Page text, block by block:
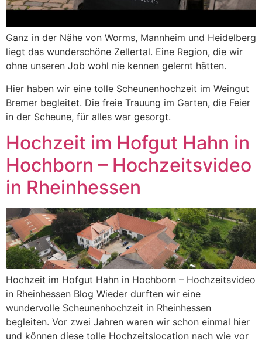
Ganz in der Nähe von Worms, Mannheim und Heidelberg
liegt das wunderschöne Zellertal. Eine Region, die wir
ohne unseren Job wohl nie kennen gelernt hätten.
Hier haben wir eine tolle Scheunenhochzeit im Weingut
Bremer begleitet. Die freie Trauung im Garten, die Feier
in der Scheune, für alles war gesorgt.
Hochzeit im Hofgut Hahn in
Hochborn – Hochzeitsvideo
in Rheinhessen
Hochzeit im Hofgut Hahn in Hochborn – Hochzeitsvideo
in Rheinhessen Blog Wieder durften wir eine
wundervolle Scheunenhochzeit in Rheinhessen
begleiten. Vor zwei Jahren waren wir schon einmal hier
und können diese tolle Hochzeitslocation nach wie vor